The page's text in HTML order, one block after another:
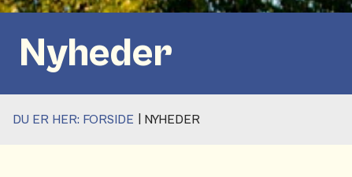
Nyheder
DU ER HER: FORSIDE NYHEDER